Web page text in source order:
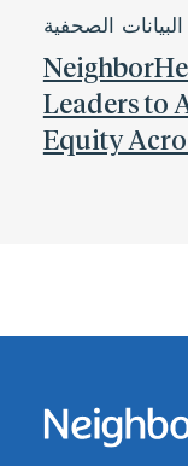
البيانات الصحفية
Leaders to
Equity